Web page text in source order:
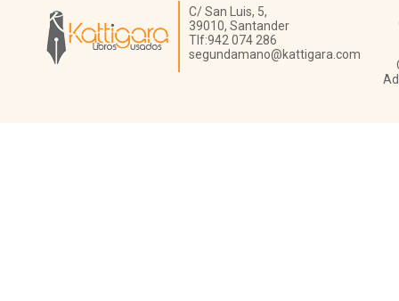
Librería Kattigara
C/ San Luis, 5,
39010, Santander
Tlf:942 074 286
segundamano@kattigara.com